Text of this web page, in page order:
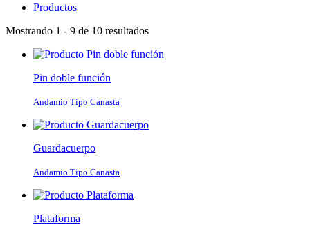
Productos
Mostrando 1 - 9 de 10 resultados
Pin doble función
Andamio Tipo Canasta
Guardacuerpo
Andamio Tipo Canasta
Plataforma